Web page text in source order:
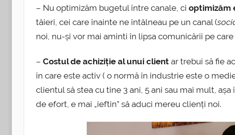
– Nu optimizăm bugetul între canale, ci optimizăm
tăieri, cei care înainte ne întâlneau pe un canal (
noi, nu-și vor mai aminti în lipsa comunicării pe
– Costul de achiziție al unui client ar trebui să fie
în care este activ ( o normă în industrie este o
clientul să stea cu tine 3 ani, 5 ani sau mai mult,
de efort, e mai „ieftin” să aduci mereu clienți noi.